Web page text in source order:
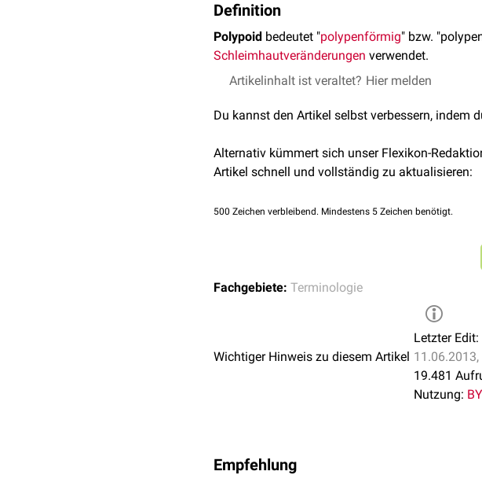
Definition
Polypoid bedeutet "polypenförmig" bzw.
Schleimhautveränderungen verwendet.
Artikelinhalt ist veraltet? Hier melden
Du kannst den Artikel selbst verbessern, indem
Alternativ kümmert sich unser Flexikon-
Artikel schnell und vollständig zu aktualisieren:
500 Zeichen verbleibend. Mindestens 5 Zeichen benötigt.
Fachgebiete: Terminologie
Wichtiger Hinweis zu diesem Artikel
Letzter Edit:
19.481
Nutzung:
Empfehlung